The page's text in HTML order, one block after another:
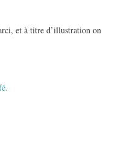
et à titre d’illustration on